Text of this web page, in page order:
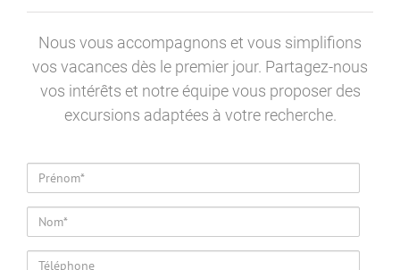
Nous vous accompagnons et vous simplifions
vos vacances dès le premier jour. Partagez-nous
vos intérêts et notre équipe vous proposer des
excursions adaptées à votre recherche.
Prénom*
Nom*
Téléphone